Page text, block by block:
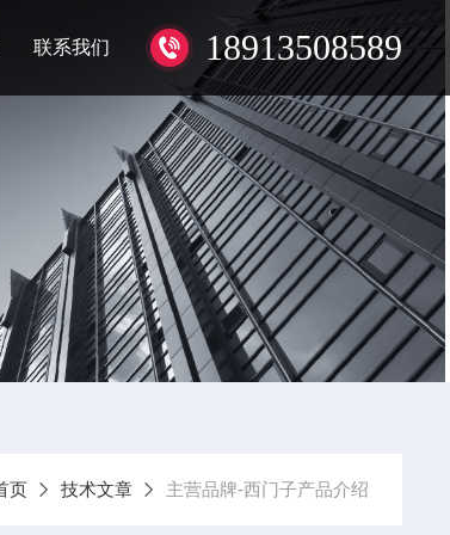
18913508589
联系我们
页 技术文章 主营品牌-西门子产品介绍